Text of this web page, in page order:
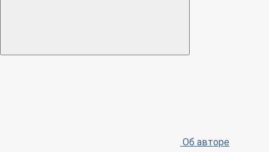
Об авторе